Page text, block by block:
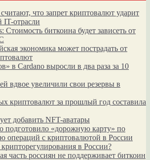
что запрет криптовалют ударит
IT-отрасли
Стоимость биткоина будет зависеть от
экономика может пострадать от
в Cardano выросли в два раза за 10
вдвое увеличили свои резервы в
криптовалют за прошлый год составила
добавить NFT-аватары
подготовило «дорожную карту» по
операций с криптовалютой в России
в России?
часть россиян не поддерживает биткоин